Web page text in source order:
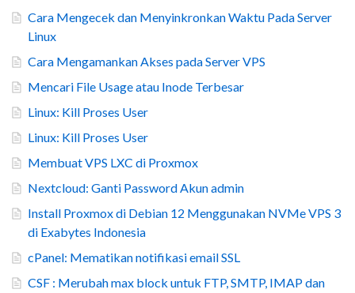
Cara Mengecek dan Menyinkronkan Waktu Pada Server
Linux
Cara Mengamankan Akses pada Server VPS
Mencari File Usage atau Inode Terbesar
Linux: Kill Proses User
Linux: Kill Proses User
Membuat VPS LXC di Proxmox
Nextcloud: Ganti Password Akun admin
Install Proxmox di Debian 12 Menggunakan NVMe VPS 3
di Exabytes Indonesia
cPanel: Mematikan notifikasi email SSL
CSF : Merubah max block untuk FTP, SMTP, IMAP dan